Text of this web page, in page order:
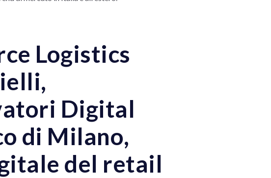
Logistics
Digital
di Milano,
del retail